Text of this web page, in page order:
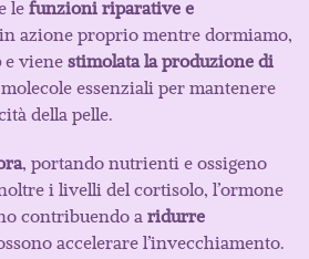
le funzioni riparative e
azione proprio mentre dormiamo,
e viene stimolata la produzione di
essenziali per mantenere
della pelle.
, portando nutrienti e ossigeno
i livelli del cortisolo, l’ormone
contribuendo a ridurre
accelerare l’invecchiamento.